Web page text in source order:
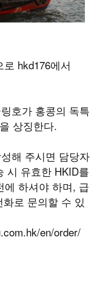
로 hkd176에서
호가 홍콩의 독특
을 상징한다.
해 주시면 담당자
시 유효한 HKID를
에 하셔야 하며, 급
화로 문의할 수 있
en/order/